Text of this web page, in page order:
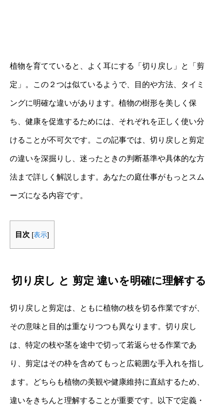
植物を育てていると、よく耳にする「切り戻し」と「剪
定」。この２つは似ているようで、目的や方法、タイミ
ングに明確な違いがあります。植物の樹形を美しく保
ち、健康を促進するためには、それぞれを正しく使い分
けることが不可欠です。この記事では、切り戻しと剪定
の違いを深掘りし、迷ったときの判断基準や具体的な方
法まで詳しく解説します。あなたの庭仕事がもっとスム
ーズになる内容です。
目次 [表示]
切り戻し と 剪定 違いを明確に理解する
切り戻しと剪定は、ともに植物の枝を切る作業ですが、
その意味と目的は重なりつつも異なります。切り戻し
は、特定の枝や茎を途中で切って若返らせる作業であ
り、剪定はその枠を含めてもっと広範囲な手入れを指し
ます。どちらも植物の美観や健康維持に直結するため、
違いをきちんと理解することが重要です。以下で定義・